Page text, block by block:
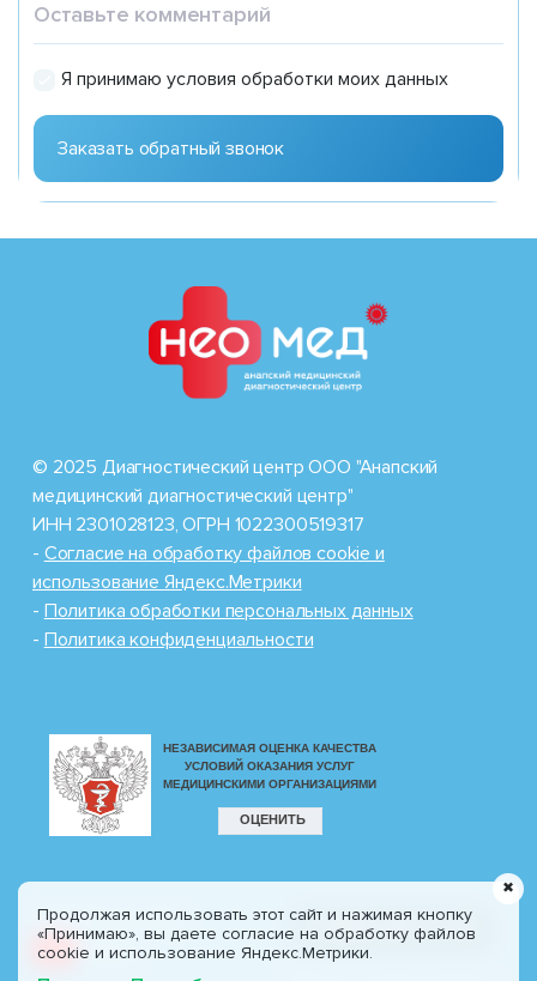
Я принимаю условия обработки моих данных
© 2025 Диагностический центр ООО "Анапский
медицинский диагностический центр"
ИНН 2301028123, ОГРН 1022300519317
- Cогласие на обработку файлов cookie и
использование Яндекс.Метрики
- Политика обработки персональных данных
- Политика конфиденциальности
Разработка сайта
CIT Profi.ru
8 (800) 100-77-30
Продолжая использовать этот сайт и нажимая кнопку
«Принимаю», вы даете согласие на обработку файлов
cookie и использование Яндекс.Метрики.
✖